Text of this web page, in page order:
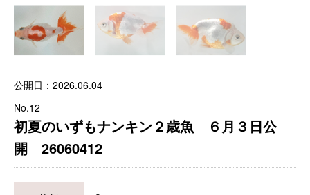
公開日：2026.06.04
No.12
初夏のいずもナンキン２歳魚 ６月３日公
開 26060412